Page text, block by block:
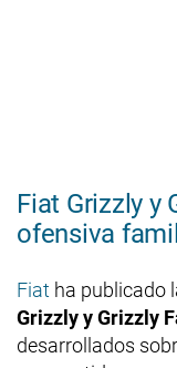
Fiat Grizzly y
ofensiva
Fiat ha publicado
Grizzly y Grizzly
desarrollados